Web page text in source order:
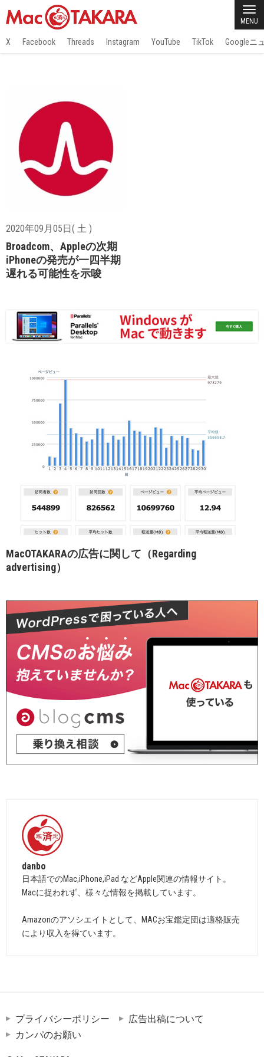
MENU
X Facebook Threads Instagram YouTube TikTok Googleニ
2020年09月05日( 土 )
Broadcom、Appleの次期
iPhoneの発売が一四半期
遅れる可能性を示唆
MacOTAKARAの広告に関して（Regarding
advertising）
danbo
日本語でのMac,iPhone,iPad などApple関連の情報サイト。
Macに捉われず、様々な情報を掲載しています。
Amazonのアソシエイトとして、MACお宝鑑定団は適格販売
により収入を得ています。
プライバシーポリシー
広告出稿について
カンパのお願い